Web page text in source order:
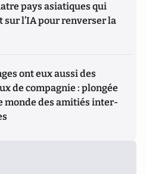
pays asiatiques qui
sur l’IA pour renverser la
ont eux aussi des
de compagnie : plongée
monde des amitiés inter-